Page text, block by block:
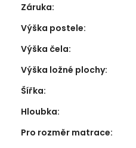
Záruka:
Výška postele:
Výška čela:
Výška ložné plochy:
Šířka:
Hloubka:
Pro rozměr matrace: